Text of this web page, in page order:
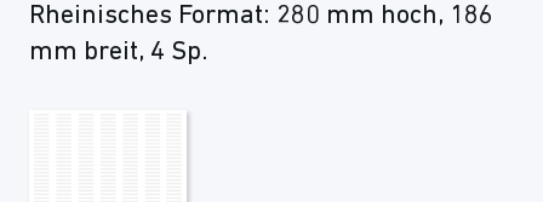
Rheinisches Format: 280 mm hoch, 186
mm breit, 4 Sp.